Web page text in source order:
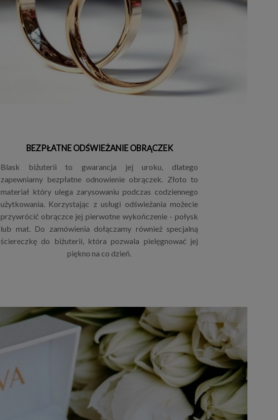
BEZPŁATNE ODŚWIEŻANIE OBRĄCZEK
Blask biżuterii to gwarancja jej uroku, dlatego
zapewniamy bezpłatne odnowienie obrączek. Złoto to
materiał który ulega zarysowaniu podczas codziennego
użytkowania. Korzystając z usługi odświeżania możecie
przywrócić obrączce jej pierwotne wykończenie - połysk
lub mat. Do zamówienia dołączamy również specjalną
ściereczkę do biżuterii, która pozwala pielęgnować jej
piękno na co dzień.